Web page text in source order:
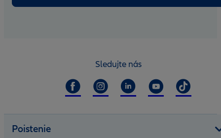
Sledujte nás
Poistenie